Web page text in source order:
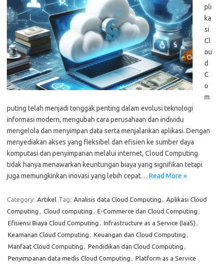
pli
ka
si
Cl
ou
d
C
o
m
puting telah menjadi tonggak penting dalam evolusi teknologi
informasi modern, mengubah cara perusahaan dan individu
mengelola dan menyimpan data serta menjalankan aplikasi. Dengan
menyediakan akses yang fleksibel dan efisien ke sumber daya
komputasi dan penyimpanan melalui internet, Cloud Computing
tidak hanya menawarkan keuntungan biaya yang signifikan tetapi
juga memungkinkan inovasi yang lebih cepat… Read More »
Category: Artikel Tag: Analisis data Cloud Computing , Aplikasi Cloud
Computing , Cloud computing , E-Commerce dan Cloud Computing ,
Efisiensi Biaya Cloud Computing , Infrastructure as a Service (IaaS) ,
Keamanan Cloud Computing , Keuangan dan Cloud Computing ,
Manfaat Cloud Computing , Pendidikan dan Cloud Computing ,
Penyimpanan data medis Cloud Computing , Platform as a Service